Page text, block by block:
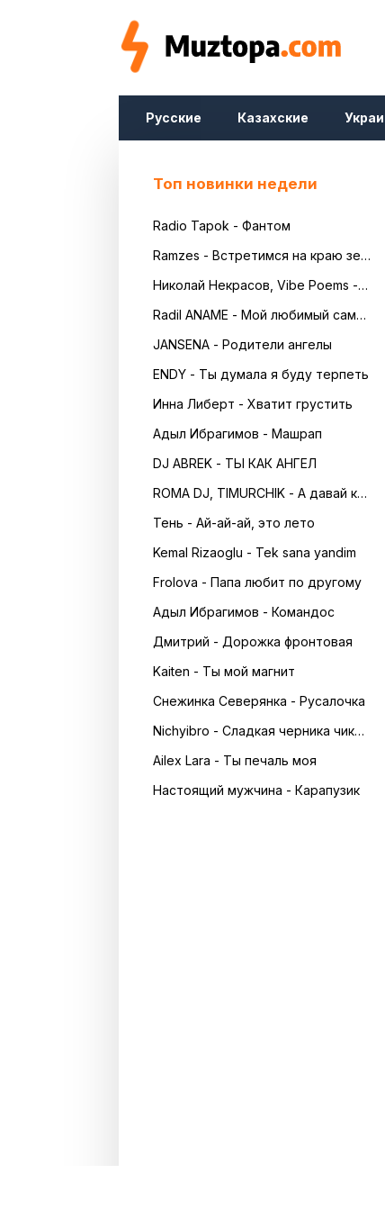
Русские Казахские
Топ новинки недели
Radio Tapok - Фантом
Ramzes - Встретимся на краю земли
Николай Некрасов, Vibe Poems - Русь
Radil ANAME - Мой любимый самый красивый
JANSENA - Родители ангелы
ENDY - Ты думала я буду терпеть
Инна Либерт - Хватит грустить
Адыл Ибрагимов - Машрап
DJ ABREK - ТЫ КАК АНГЕЛ
ROMA DJ, TIMURCHIK - А давай кружитись в танці
Тень - Ай-ай-ай, это лето
Kemal Rizaoglu - Tek sana yandim
Frolova - Папа любит по другому
Адыл Ибрагимов - Командос
Дмитрий - Дорожка фронтовая
Kaiten - Ты мой магнит
Снежинка Северянка - Русалочка
Nichyibro - Сладкая черника чика чика
Ailex Lara - Ты печаль моя
Настоящий мужчина - Карапузик